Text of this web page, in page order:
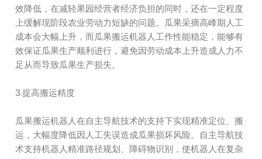
效降低，在减轻果园经营者经济负担的同时，还在一定程度
上缓解现阶段农业劳动力短缺的问题。瓜果采摘高峰期人工
成本会大幅上升，而瓜果搬运机器人工作性能稳定，能够有
效保证瓜果生产顺利进行，避免因劳动成本上升造成人力不
足从而导致瓜果生产损失。
3.提高搬运精度
瓜果搬运机器人在自主导航技术的支持下实现精准定位、搬
运，大幅度降低因人工失误造成瓜果损坏风险。自主导航技
术支持机器人精准路径规划、障碍物识别，使机器人在复杂